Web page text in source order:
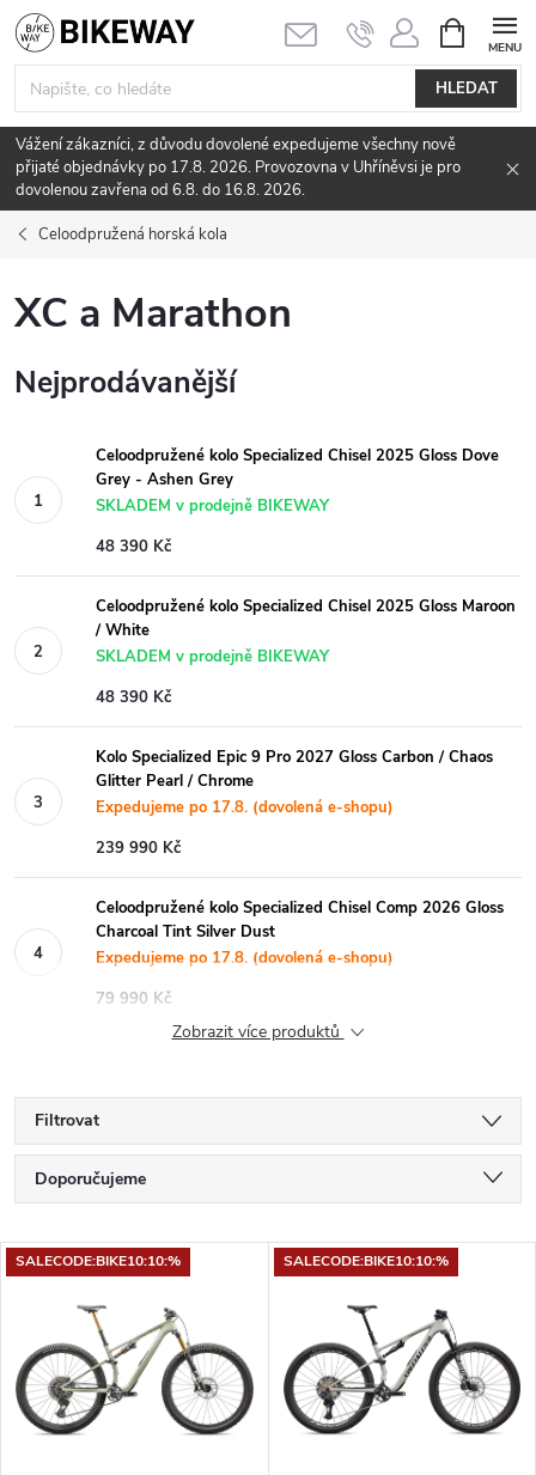
Přejít
na
obsah
HLEDAT
NÁKUPNÍ
KOŠÍK
Vážení zákazníci, z důvodu dovolené expedujeme všechny nově
přijaté objednávky po 17.8. 2026. Provozovna v Uhříněvsi je pro
dovolenou zavřena od 6.8. do 16.8. 2026.
Celoodpružená horská kola
XC a Marathon
Nejprodávanější
Celoodpružené kolo Specialized Chisel 2025 Gloss Dove
Grey - Ashen Grey
SKLADEM v prodejně BIKEWAY
48 390 Kč
Celoodpružené kolo Specialized Chisel 2025 Gloss Maroon
/ White
SKLADEM v prodejně BIKEWAY
48 390 Kč
Kolo Specialized Epic 9 Pro 2027 Gloss Carbon / Chaos
Glitter Pearl / Chrome
Expedujeme po 17.8. (dovolená e-shopu)
239 990 Kč
Celoodpružené kolo Specialized Chisel Comp 2026 Gloss
Charcoal Tint Silver Dust
Expedujeme po 17.8. (dovolená e-shopu)
79 990 Kč
Zobrazit více produktů
Filtrovat
Ř
a
e
n
Doporučujeme
Nejdražší
Nejprodávanější
Abecedně
V
p
SALECODE:BIKE10:10:% SALECODE:BIKE10:10:%